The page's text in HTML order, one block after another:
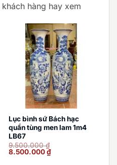
khách hàng hay xem
Lục bình sứ Bách hạc
quần tùng men lam 1m4
LB67
9.500.000₫
Giá
8.500.000₫Giá
hiện